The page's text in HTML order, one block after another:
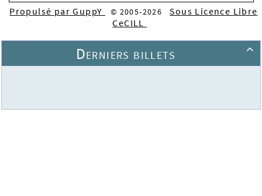

Derniers billets
Propulsé par GuppY © 2005-2026Sous Licence Libre
CeCILL